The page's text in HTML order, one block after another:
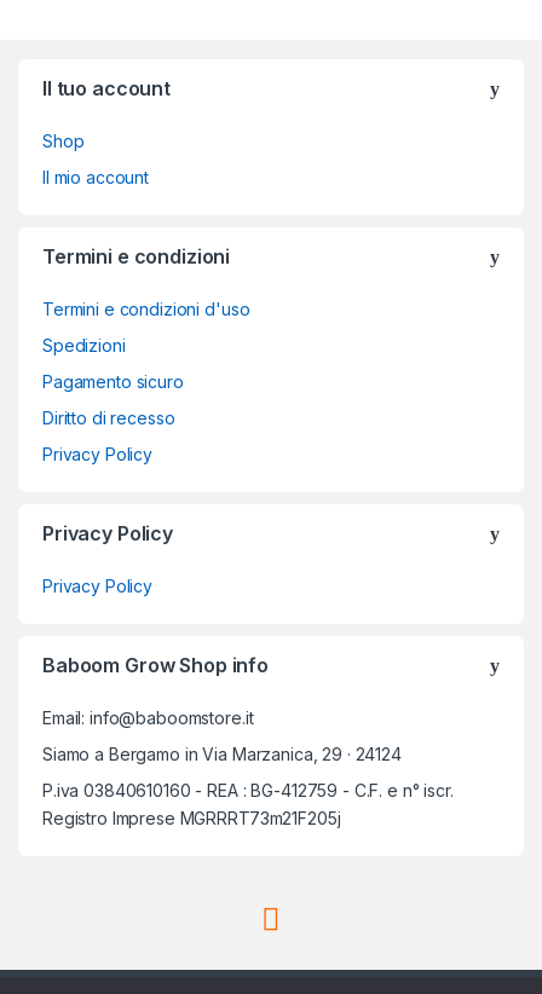
Il tuo account
Shop
Il mio account
Termini e condizioni
Termini e condizioni d'uso
Spedizioni
Pagamento sicuro
Diritto di recesso
Privacy Policy
Privacy Policy
Privacy Policy
Baboom Grow Shop info
Email: info@baboomstore.it
Siamo a Bergamo in Via Marzanica, 29 · 24124
P.iva 03840610160 - REA : BG-412759 - C.F. e n° iscr.
Registro Imprese MGRRRT73m21F205j